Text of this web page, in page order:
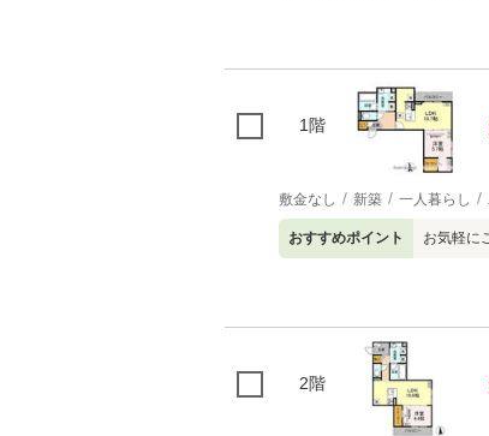
1階
敷金なし 新築 一人暮らし
おすすめポイント お気軽に
2階